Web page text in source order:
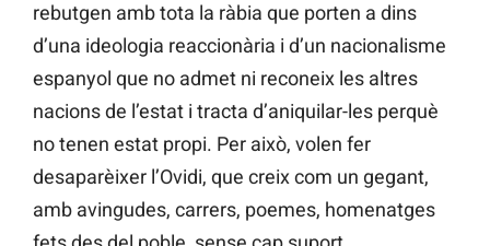
rebutgen amb tota la ràbia que porten a dins
d’una ideologia reaccionària i d’un nacionalisme
espanyol que no admet ni reconeix les altres
nacions de l’estat i tracta d’aniquilar-les perquè
no tenen estat propi. Per això, volen fer
desaparèixer l’Ovidi, que creix com un gegant,
amb avingudes, carrers, poemes, homenatges